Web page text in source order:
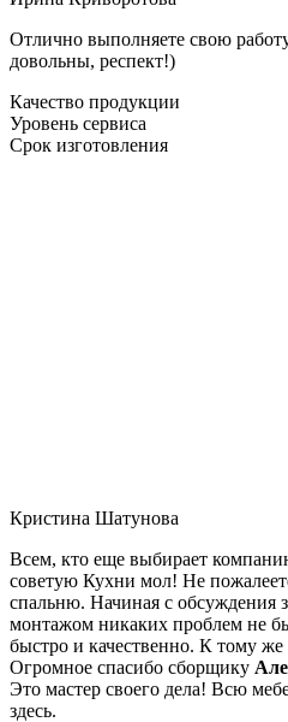
Отлично выполняете свою
довольны, респект!)
Качество продукции
Уровень сервиса
Срок изготовления
Кристина Шатунова
Всем, кто еще выбирает
советую Кухни мол! Не
спальню. Начиная с обсуждения
монтажом никаких проблем не
быстро и качественно. К тому
Огромное спасибо сборщику
Это мастер своего дела! Всю
здесь.